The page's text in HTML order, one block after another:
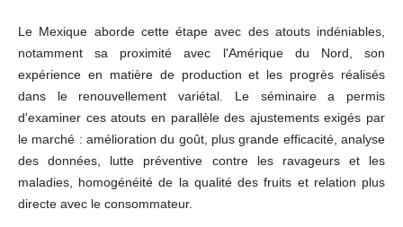
Le Mexique aborde cette étape avec des atouts indéniables,
notamment sa proximité avec l'Amérique du Nord, son
expérience en matière de production et les progrès réalisés
dans le renouvellement variétal. Le séminaire a permis
d'examiner ces atouts en parallèle des ajustements exigés par
le marché : amélioration du goût, plus grande efficacité, analyse
des données, lutte préventive contre les ravageurs et les
maladies, homogénéité de la qualité des fruits et relation plus
directe avec le consommateur.